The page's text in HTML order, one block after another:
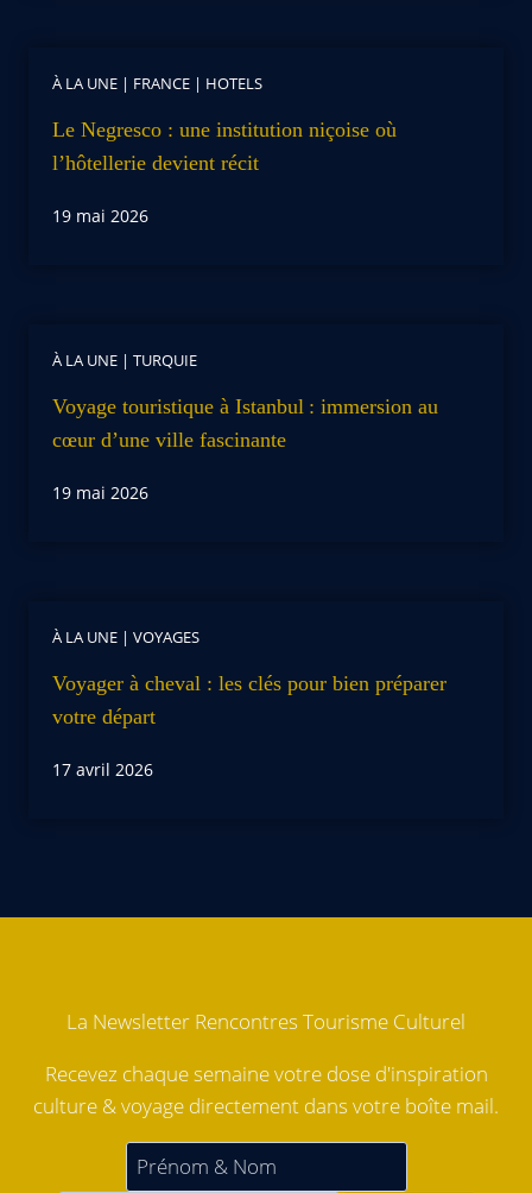
À LA UNE | FRANCE | HOTELS
Le Negresco : une institution niçoise où
l’hôtellerie devient récit
19 mai 2026
À LA UNE | TURQUIE
Voyage touristique à Istanbul : immersion au
cœur d’une ville fascinante
19 mai 2026
À LA UNE | VOYAGES
Voyager à cheval : les clés pour bien préparer
votre départ
17 avril 2026
La Newsletter Rencontres Tourisme Culturel
Recevez chaque semaine votre dose d'inspiration
culture & voyage directement dans votre boîte mail.